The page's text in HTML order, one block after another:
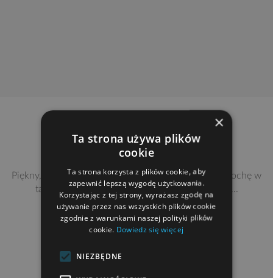
Piękny, nowoczesny dom... chciałbym się pogubić trochę w
takim salonie... Może kiedyś... Mój wymarzony...
×
Ta strona używa plików
cookie
Ta strona korzysta z plików cookie, aby
zapewnić lepszą wygodę użytkowania.
Korzystając z tej strony, wyrażasz zgodę na
używanie przez nas wszystkich plików cookie
zgodnie z warunkami naszej polityki plików
cookie. Dowiedz się więcej
NIEZBĘDNE